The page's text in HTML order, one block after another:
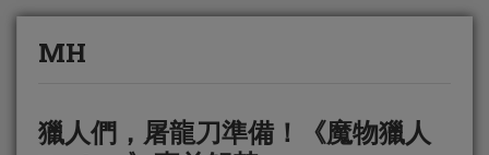
MH
獵人們，屠龍刀準備！《魔物獵人